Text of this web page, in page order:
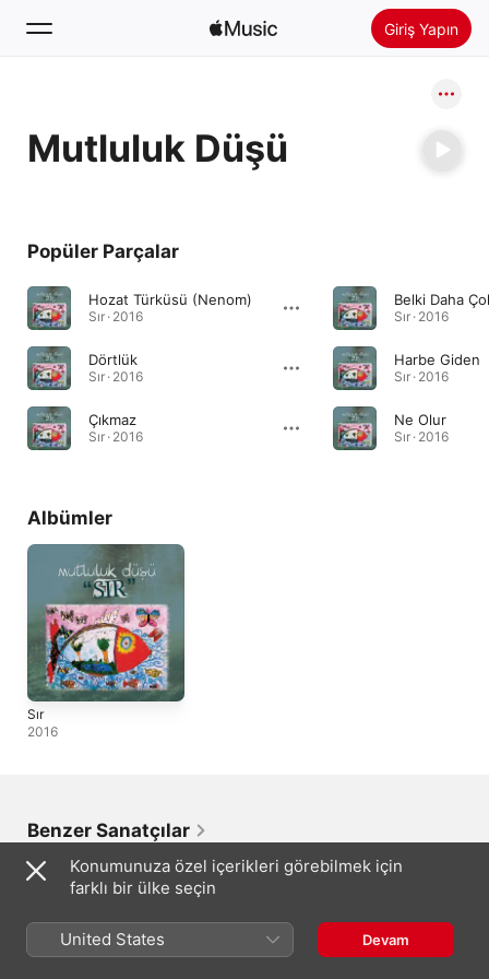
Giriş Yapın
Ana Sayfa
Radyo
Mutluluk Düşü
Popüler Parçalar
Hozat Türküsü (Nenom)
Sır · 2016
Dörtlük
Sır · 2016
Çıkmaz
Sır · 2016
Belki Daha
Sır · 2016
Harbe Giden
Sır · 2016
Ne Olur
Sır · 2016
Albümler
Sır
2016
Benzer Sanatçılar
Konumunuza özel içerikleri görebilmek için
farklı bir ülke seçin
United States Devam